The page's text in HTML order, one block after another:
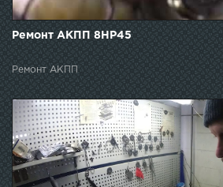
Ремонт АКПП 8НР45
Ремонт АКПП